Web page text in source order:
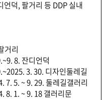
덕, 팔거리 등 DDP 실내
거리
8. 잔디언덕
3. 30. 디자인둘레길
7. 5. ~ 9. 29. 둘레길갤러리
8. 1. ~ 9. 18 갤러리문